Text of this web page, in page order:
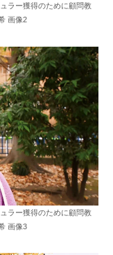
ラー獲得のために顧問教
画像2
ラー獲得のために顧問教
画像3